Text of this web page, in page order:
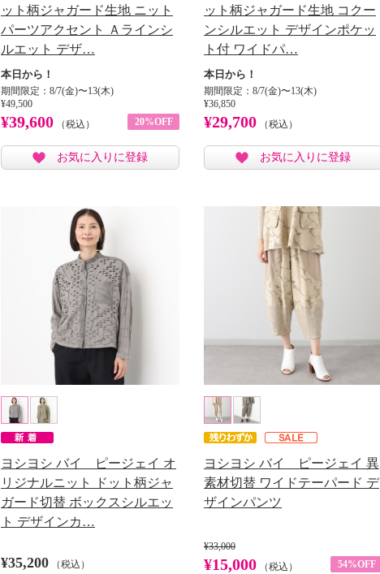
ット柄ジャガード生地 ニット
パーツアクセント Ａラインシ
ルエット デザ…
本日から！
期間限定：8/7(金)〜13(木)
¥49,500
¥39,600 （税込） 20%OFF
お気に入りに登録
ット柄ジャガード生地 コクー
ンシルエット デザインポケッ
ト付 ワイドパ…
本日から！
期間限定：8/7(金)〜13(木)
¥36,850
¥29,700 （税込）
お気に入りに登録
ヨシヨシ バイ ピージェイ オ
リジナルニット ドット柄ジャ
ガード切替 ボックスシルエッ
ト デザインカ…
¥35,200 （税込）
ヨシヨシ バイ ピージェイ 異
素材切替 ワイドテーパード デ
ザインパンツ
¥33,000
¥15,000 （税込） 54%OFF